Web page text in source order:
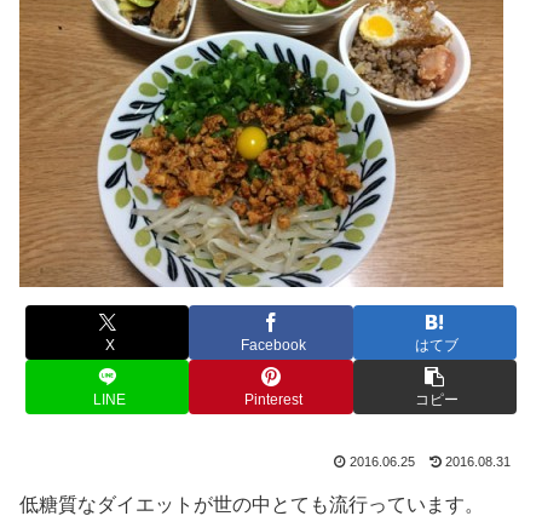
X Facebook はてブ
LINE Pinterest コピー
2016.06.25 2016.08.31
低糖質なダイエットが世の中とても流行っています。